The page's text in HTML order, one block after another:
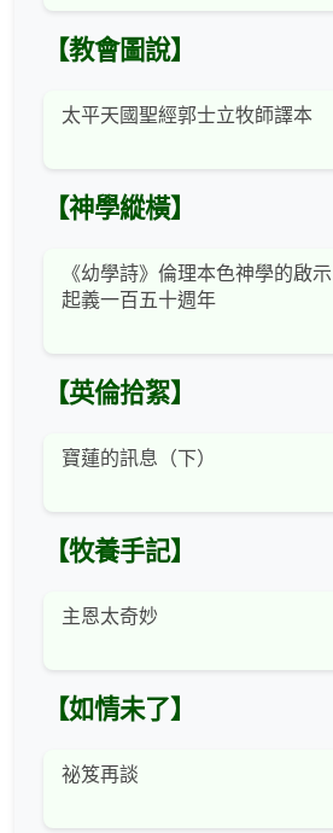
【教會圖說】
太平天國聖經郭士立牧師譯本
【神學縱橫】
《幼學詩》倫理本色神學的啟
起義一百五十週年
【英倫拾絮】
寶蓮的訊息（下）
【牧養手記】
主恩太奇妙
【如情未了】
祕笈再談